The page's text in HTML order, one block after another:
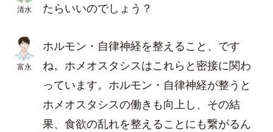
清水
たらいいのでしょう？
富永
ホルモン・自律神経を整えること、です
ね。ホメオスタシスはこれらと密接に関わ
っています。ホルモン・自律神経が整うと
ホメオスタシスの働きも向上し、その結
果、食欲の乱れを整えることにも繋がるん